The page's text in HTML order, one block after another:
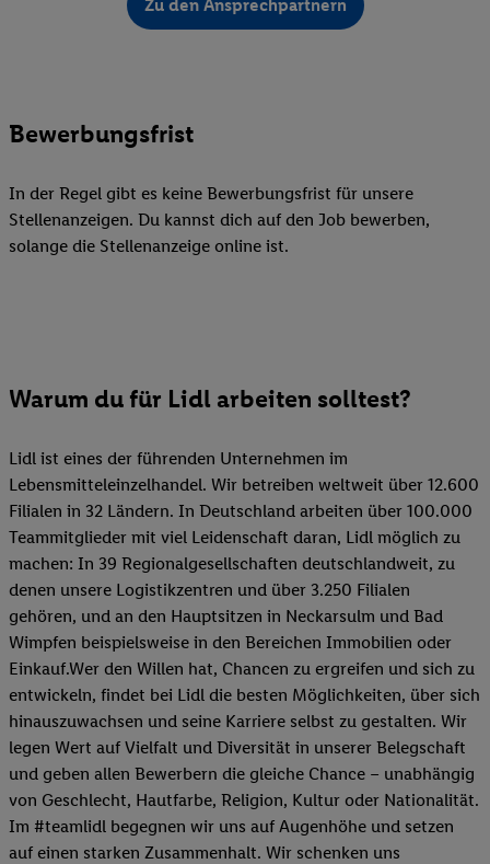
Zu den Ansprechpartnern
Bewerbungsfrist
In der Regel gibt es keine Bewerbungsfrist für unsere
Stellenanzeigen. Du kannst dich auf den Job bewerben,
solange die Stellenanzeige online ist.
Warum du für Lidl arbeiten solltest?
Lidl ist eines der führenden Unternehmen im
Lebensmitteleinzelhandel. Wir betreiben weltweit über 12.600
Filialen in 32 Ländern. In Deutschland arbeiten über 100.000
Teammitglieder mit viel Leidenschaft daran, Lidl möglich zu
machen: In 39 Regionalgesellschaften deutschlandweit, zu
denen unsere Logistikzentren und über 3.250 Filialen
gehören, und an den Hauptsitzen in Neckarsulm und Bad
Wimpfen beispielsweise in den Bereichen Immobilien oder
Einkauf.Wer den Willen hat, Chancen zu ergreifen und sich zu
entwickeln, findet bei Lidl die besten Möglichkeiten, über sich
hinauszuwachsen und seine Karriere selbst zu gestalten. Wir
legen Wert auf Vielfalt und Diversität in unserer Belegschaft
und geben allen Bewerbern die gleiche Chance – unabhängig
von Geschlecht, Hautfarbe, Religion, Kultur oder Nationalität.
Im #teamlidl begegnen wir uns auf Augenhöhe und setzen
auf einen starken Zusammenhalt. Wir schenken uns